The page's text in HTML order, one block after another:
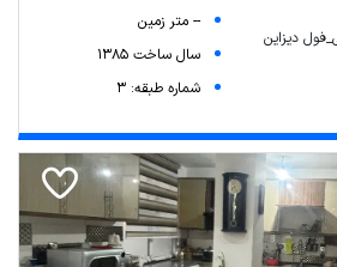
-- متر زمین
سال ساخت 1385
شماره طبقه: 3